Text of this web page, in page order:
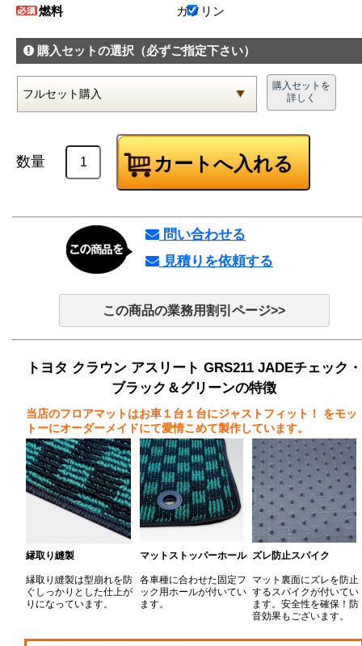
燃料
ガソリン
購入セットの選択 （必ずご指定下さい）
購入セットを
詳しく
数量
問い合わせる
見積りを依頼する
この商品の業務用割引ページ>>
トヨタ クラウン アスリート GRS211 JADEチェック・
ブラック＆グリーンの特徴
当店のフロアマットはお車１台１台にジャストフィット！
をモッ
トーにオーダーメイドにて愛情こめて製作しています。
縁取り縫製
縁取り縫製は型崩れを防
ぐしっかりとした仕上が
りになっています。
マットストッパーホール
各車種に合わせた固定フ
ック用ホールが付いてい
ます。
ズレ防止スパイク
マット裏面にズレを防止
するスパイクが付いてい
ます。安全性を確保！防
音効果もございます。